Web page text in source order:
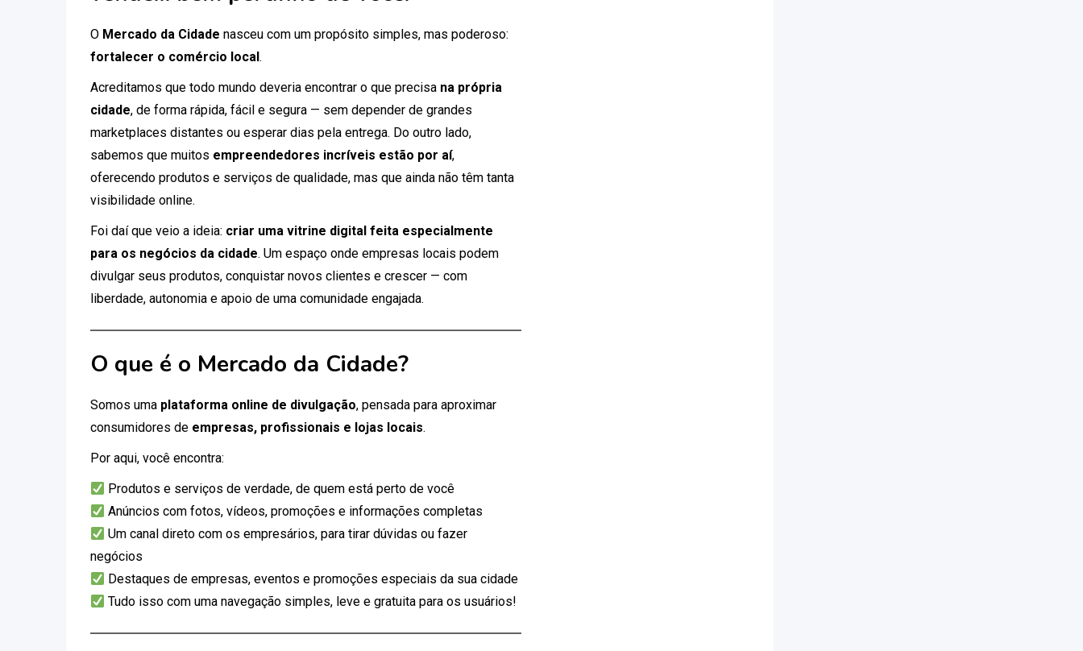
O Mercado da Cidade nasceu com um propósito simples, mas poderoso:
fortalecer o comércio local.
Acreditamos que todo mundo deveria encontrar o que precisa na própria
cidade, de forma rápida, fácil e segura — sem depender de grandes
marketplaces distantes ou esperar dias pela entrega. Do outro lado,
sabemos que muitos empreendedores incríveis estão por aí,
oferecendo produtos e serviços de qualidade, mas que ainda não têm tanta
visibilidade online.
Foi daí que veio a ideia: criar uma vitrine digital feita especialmente
para os negócios da cidade. Um espaço onde empresas locais podem
divulgar seus produtos, conquistar novos clientes e crescer — com
liberdade, autonomia e apoio de uma comunidade engajada.
O que é o Mercado da Cidade?
Somos uma plataforma online de divulgação, pensada para aproximar
consumidores de empresas, profissionais e lojas locais.
Por aqui, você encontra:
Produtos e serviços de verdade, de quem está perto de você
Anúncios com fotos, vídeos, promoções e informações completas
Um canal direto com os empresários, para tirar dúvidas ou fazer
negócios
Destaques de empresas, eventos e promoções especiais da sua cidade
Tudo isso com uma navegação simples, leve e gratuita para os usuários!